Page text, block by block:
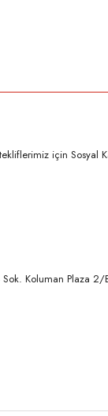
eksik bilgiler
hatalar bulunuyor.
için Sosyal
MERSİN.ㅤㅤㅤㅤㅤㅤㅤㅤㅤㅤㅤㅤㅤㅤㅤㅤㅤㅤㅤㅤ